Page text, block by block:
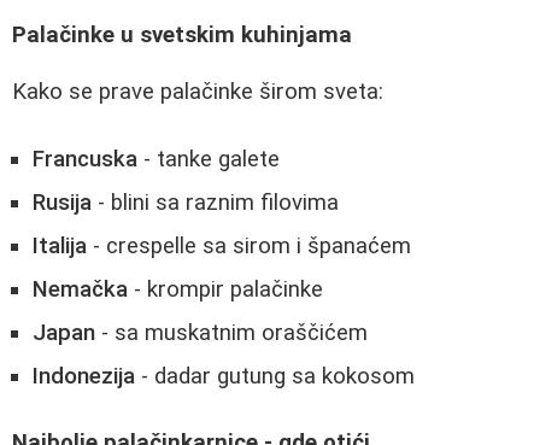
Palačinke u svetskim kuhinjama
Kako se prave palačinke širom sveta:
Francuska - tanke galete
Rusija - blini sa raznim filovima
Italija - crespelle sa sirom i španaćem
Nemačka - krompir palačinke
Japan - sa muskatnim oraščićem
Indonezija - dadar gutung sa kokosom